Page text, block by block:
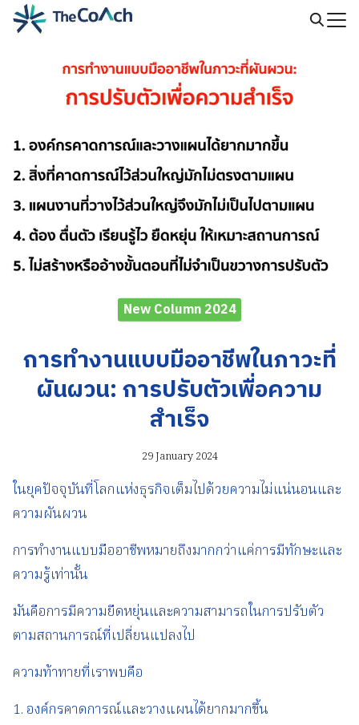
Skip
New Column 2024
การทำงานแบบมืออาชีพในภาวะที่
ผันผวน: การปรับตัวเพื่อความ
สำเร็จ
29 January 2024
ในยุคปัจจุบันที่โลกแห่งธุรกิจเต็มไปด้วยความไม่แน่นอนและ
ความผันผวน
การทำงานแบบมืออาชีพหมายถึงมากกว่าแค่การมีทักษะและ
ความรู้เท่านั้น
มันคือการมีความยืดหยุ่นและความสามารถในการปรับตัว
ตามสถานการณ์ที่เปลี่ยนแปลงไป
ความท้าทายที่เราพบคือ
1. องค์กรคาดการณ์และวางแผนได้ยากมากขึ้น